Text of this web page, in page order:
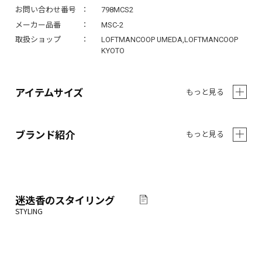
お問い合わせ番号
798MCS2
メーカー品番
MSC-2
取扱ショップ
LOFTMANCOOP UMEDA,LOFTMANCOOP
KYOTO
アイテムサイズ もっと見る
ブランド紹介 もっと見る
迷迭香のスタイリング